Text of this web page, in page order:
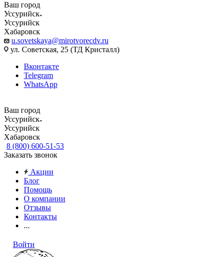
Ваш город
Уссурийск
Уссурийск
Хабаровск
u.sovetskaya@mirotvorecdv.ru
ул. Советская, 25 (ТД Кристалл)
Вконтакте
Telegram
WhatsApp
Ваш город
Уссурийск
Уссурийск
Хабаровск
8 (800) 600-51-53
Заказать звонок
Акции
Блог
Помощь
О компании
Отзывы
Контакты
...
Войти